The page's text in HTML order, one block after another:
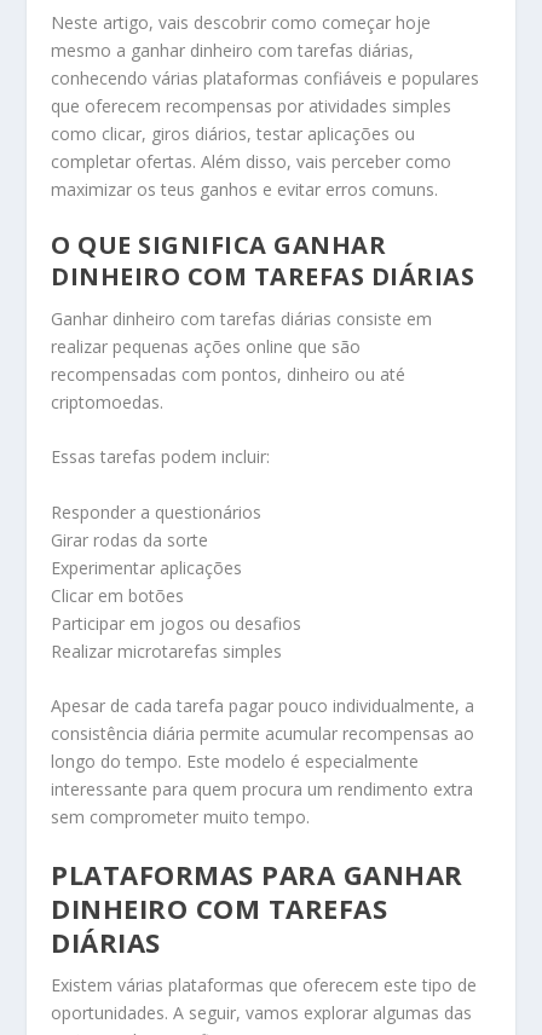
Neste artigo, vais descobrir como começar hoje
mesmo a ganhar dinheiro com tarefas diárias,
conhecendo várias plataformas confiáveis e populares
que oferecem recompensas por atividades simples
como clicar, giros diários, testar aplicações ou
completar ofertas. Além disso, vais perceber como
maximizar os teus ganhos e evitar erros comuns.
O QUE SIGNIFICA GANHAR
DINHEIRO COM TAREFAS DIÁRIAS
Ganhar dinheiro com tarefas diárias consiste em
realizar pequenas ações online que são
recompensadas com pontos, dinheiro ou até
criptomoedas.
Essas tarefas podem incluir:
Responder a questionários
Girar rodas da sorte
Experimentar aplicações
Clicar em botões
Participar em jogos ou desafios
Realizar microtarefas simples
Apesar de cada tarefa pagar pouco individualmente, a
consistência diária permite acumular recompensas ao
longo do tempo. Este modelo é especialmente
interessante para quem procura um rendimento extra
sem comprometer muito tempo.
PLATAFORMAS PARA GANHAR
DINHEIRO COM TAREFAS
DIÁRIAS
Existem várias plataformas que oferecem este tipo de
oportunidades. A seguir, vamos explorar algumas das